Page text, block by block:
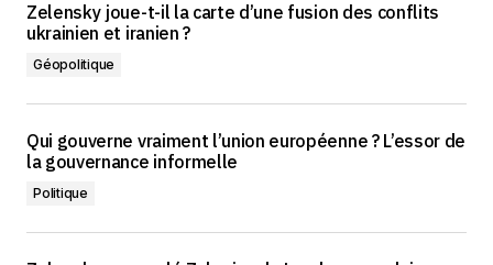
Zelensky joue-t-il la carte d’une fusion des conflits
ukrainien et iranien ?
Géopolitique
Qui gouverne vraiment l’union européenne ? L’essor de
la gouvernance informelle
Politique